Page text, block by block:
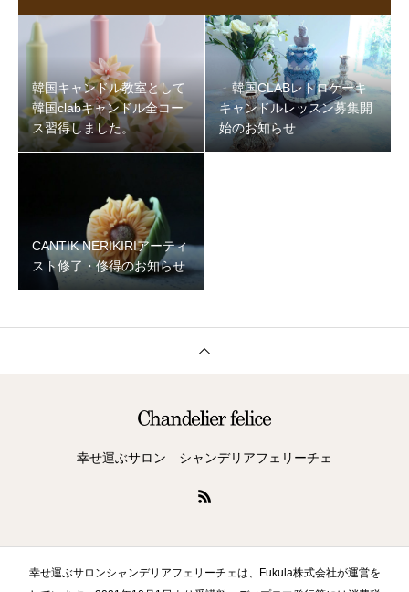
韓国キャンドル教室として
韓国clabキャンドル全コー
ス習得しました。
韓国CLABレトロケーキ
キャンドルレッスン募集開
始のお知らせ
CANTIK NERIKIRIアーティ
スト修了・修得のお知らせ
幸せ運ぶサロン シャンデリアフェリーチェ
幸せ運ぶサロンシャンデリアフェリーチェは、Fukula株式会社が運営を